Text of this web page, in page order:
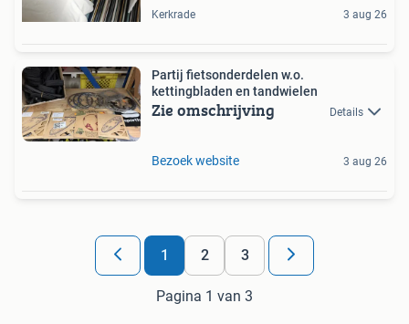
Kerkrade 3 aug 26
Partij fietsonderdelen w.o.
kettingbladen en tandwielen
Zie omschrijving Details
Bezoek website 3 aug 26
1 2 3
Pagina 1 van 3